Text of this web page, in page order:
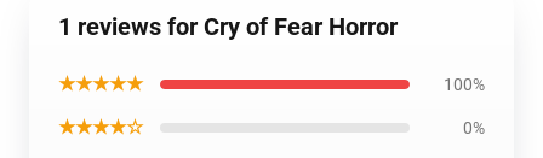
1 reviews for Cry of Fear Horror
★★★★★ 100%
★★★★☆ 0%